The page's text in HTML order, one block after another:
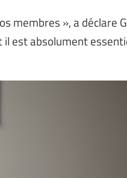
membres », a déclare
il est absolument